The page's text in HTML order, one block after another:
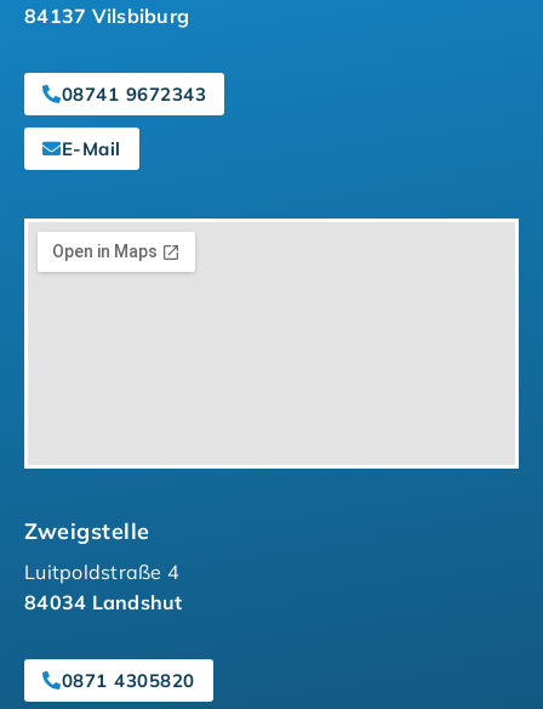
84137 Vilsbiburg
08741 9672343
E-Mail
Zweigstelle
Luitpoldstraße 4
84034 Landshut
0871 4305820